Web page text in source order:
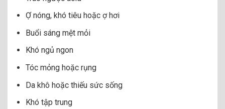
Ợ nóng, khó tiêu hoặc ợ hơi
Buổi sáng mệt mỏi
Khó ngủ ngon
Tóc mỏng hoặc rụng
Da khô hoặc thiếu sức sống
Khó tập trung